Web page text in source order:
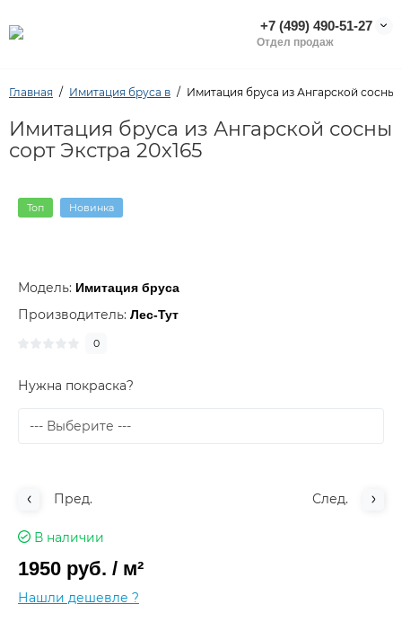
+7 (499) 490-51-27
Отдел продаж
Главная Имитация бруса в Имитация бруса из Ангарской сосны
Имитация бруса из Ангарской сосны
сорт Экстра 20х165
Топ Новинка
Модель: Имитация бруса
Производитель: Лес-Тут
0
Нужна покраска?
Пред. След.
В наличии
1950 руб. / м²
Нашли дешевле ?